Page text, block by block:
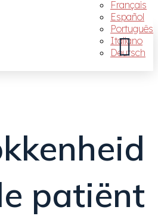
Français
Español
Português
Italiano
Deutsch
patiënt